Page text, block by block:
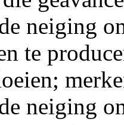
neiging
te
neiging